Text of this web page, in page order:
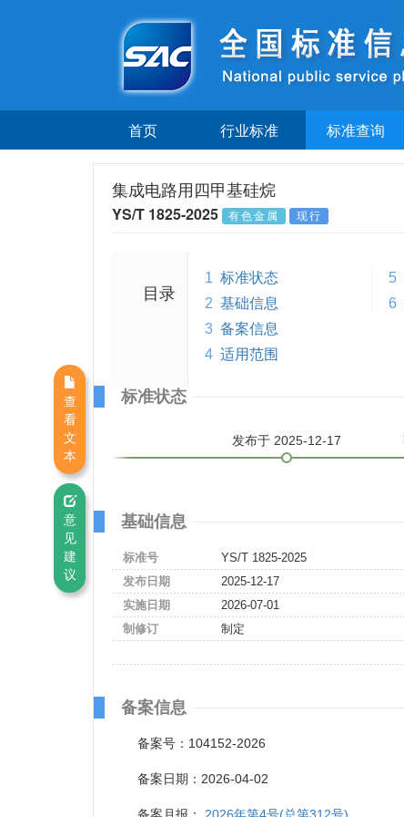
首页 行业标准 标准查询
查
看
文
本
意
见
建
议
集成电路用四甲基硅烷
YS/T 1825-2025 有色金属 现行
目录
1 标准状态
2 基础信息
3 备案信息
4 适用范围
5
6
标准状态
发布于 2025-12-17
基础信息
标准号
YS/T 1825-2025
发布日期
2025-12-17
实施日期
2026-07-01
制修订
制定
备案信息
备案号：104152-2026
备案日期：2026-04-02